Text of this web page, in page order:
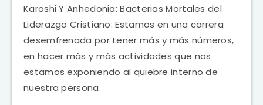
Karoshi Y Anhedonia: Bacterias Mortales del
Liderazgo Cristiano: Estamos en una carrera
desemfrenada por tener más y más números,
en hacer más y más actividades que nos
estamos exponiendo al quiebre interno de
nuestra persona.